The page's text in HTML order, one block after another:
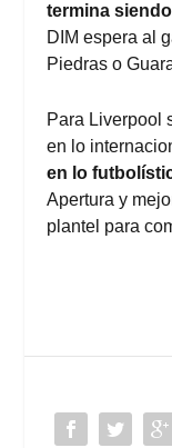
termina
DIM espera al
Piedras o
Para Liverpool
en lo
en lo
Apertura y
plantel para